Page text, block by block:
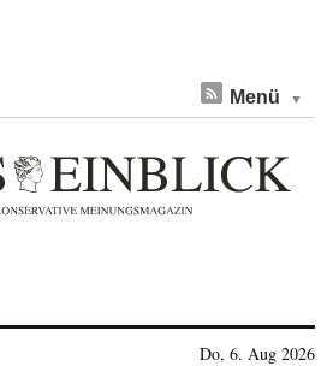
Menü
Do, 6. Aug 2026